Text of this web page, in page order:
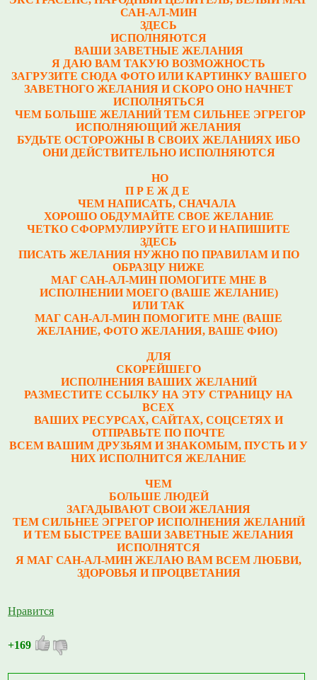
САН-АЛ-МИН
ЗДЕСЬ
ИСПОЛНЯЮТСЯ
ВАШИ ЗАВЕТНЫЕ ЖЕЛАНИЯ
Я ДАЮ ВАМ ТАКУЮ ВОЗМОЖНОСТЬ
ЗАГРУЗИТЕ СЮДА ФОТО ИЛИ КАРТИНКУ ВАШЕГО
ЗАВЕТНОГО ЖЕЛАНИЯ И СКОРО ОНО НАЧНЕТ
ИСПОЛНЯТЬСЯ
ЧЕМ БОЛЬШЕ ЖЕЛАНИЙ ТЕМ СИЛЬНЕЕ ЭГРЕГОР
ИСПОЛНЯЮЩИЙ ЖЕЛАНИЯ
БУДЬТЕ ОСТОРОЖНЫ В СВОИХ ЖЕЛАНИЯХ ИБО
ОНИ ДЕЙСТВИТЕЛЬНО ИСПОЛНЯЮТСЯ
НО
П Р Е Ж Д Е
ЧЕМ НАПИСАТЬ, СНАЧАЛА
ХОРОШО ОБДУМАЙТЕ СВОЕ ЖЕЛАНИЕ
ЧЕТКО СФОРМУЛИРУЙТЕ ЕГО И НАПИШИТЕ
ЗДЕСЬ
ПИСАТЬ ЖЕЛАНИЯ НУЖНО ПО ПРАВИЛАМ И ПО
ОБРАЗЦУ НИЖЕ
МАГ САН-АЛ-МИН ПОМОГИТЕ МНЕ В
ИСПОЛНЕНИИ МОЕГО (ВАШЕ ЖЕЛАНИЕ)
ИЛИ ТАК
МАГ САН-АЛ-МИН ПОМОГИТЕ МНЕ (ВАШЕ
ЖЕЛАНИЕ, ФОТО ЖЕЛАНИЯ, ВАШЕ ФИО)
ДЛЯ
СКОРЕЙШЕГО
ИСПОЛНЕНИЯ ВАШИХ ЖЕЛАНИЙ
РАЗМЕСТИТЕ ССЫЛКУ НА ЭТУ СТРАНИЦУ НА
ВСЕХ
ВАШИХ РЕСУРСАХ, САЙТАХ, СОЦСЕТЯХ И
ОТПРАВЬТЕ ПО ПОЧТЕ
ВСЕМ ВАШИМ ДРУЗЬЯМ И ЗНАКОМЫМ, ПУСТЬ И У
НИХ ИСПОЛНИТСЯ ЖЕЛАНИЕ
ЧЕМ
БОЛЬШЕ ЛЮДЕЙ
ЗАГАДЫВАЮТ СВОИ ЖЕЛАНИЯ
ТЕМ СИЛЬНЕЕ ЭГРЕГОР ИСПОЛНЕНИЯ ЖЕЛАНИЙ
И ТЕМ БЫСТРЕЕ ВАШИ ЗАВЕТНЫЕ ЖЕЛАНИЯ
ИСПОЛНЯТСЯ
Я МАГ САН-АЛ-МИН ЖЕЛАЮ ВАМ ВСЕМ ЛЮБВИ,
ЗДОРОВЬЯ И ПРОЦВЕТАНИЯ
Нравится
+169